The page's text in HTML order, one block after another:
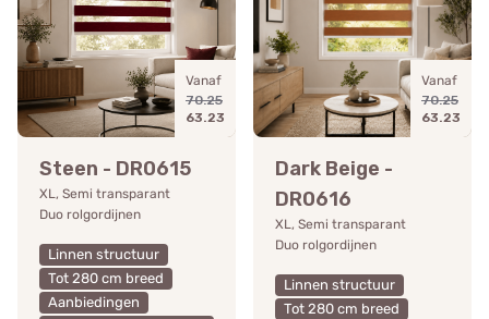
Vanaf
70.25
63.23
Steen - DR0615
XL, Semi transparant
Duo rolgordijnen
Linnen structuur
Tot 280 cm breed
Aanbiedingen
Vanaf
70.25
63.23
Dark Beige -
DR0616
XL, Semi transparant
Duo rolgordijnen
Linnen structuur
Tot 280 cm breed